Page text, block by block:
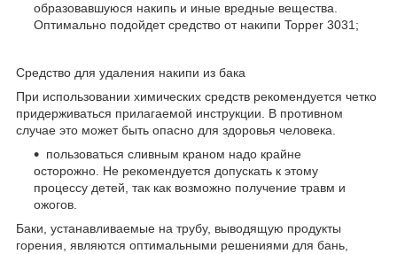
образовавшуюся накипь и иные вредные вещества.
Оптимально подойдет средство от накипи Topper 3031;
Средство для удаления накипи из бака
При использовании химических средств рекомендуется четко
придерживаться прилагаемой инструкции. В противном
случае это может быть опасно для здоровья человека.
пользоваться сливным краном надо крайне
осторожно. Не рекомендуется допускать к этому
процессу детей, так как возможно получение травм и
ожогов.
Баки, устанавливаемые на трубу, выводящую продукты
горения, являются оптимальными решениями для бань,